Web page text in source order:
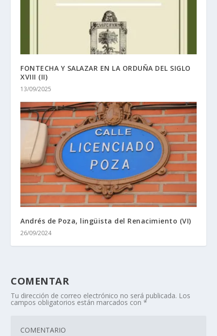
FONTECHA Y SALAZAR EN LA ORDUÑA DEL SIGLO
XVIII (II)
13/09/2025
Andrés de Poza, lingüista del Renacimiento (VI)
26/09/2024
COMENTAR
Tu dirección de correo electrónico no será publicada. Los
campos obligatorios están marcados con*